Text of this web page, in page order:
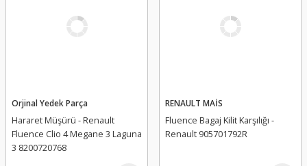
Orjinal Yedek Parça
Hararet Müşürü - Renault
Fluence Clio 4 Megane 3 Laguna
3 8200720768
RENAULT MAİS
Fluence Bagaj Kilit Karşılığı -
Renault 905701792R